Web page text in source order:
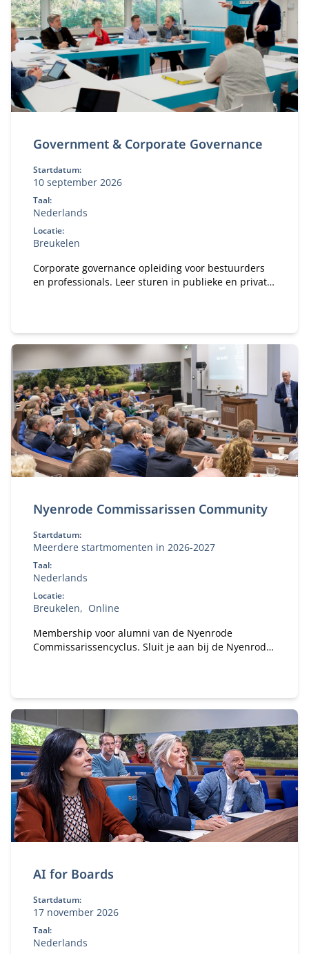
Government & Corporate Governance
Startdatum:
10 september 2026
Taal:
Nederlands
Locatie:
Breukelen
Corporate governance opleiding voor bestuurders
en professionals. Leer sturen in publieke en private
Nyenrode Commissarissen Community
Startdatum:
Meerdere startmomenten in 2026-2027
Taal:
Nederlands
Locatie:
Breukelen
Online
Membership voor alumni van de Nyenrode
Commissarissencyclus. Sluit je aan bij de Nyenrode
onze community?
AI for Boards
Startdatum:
17 november 2026
Taal:
Nederlands